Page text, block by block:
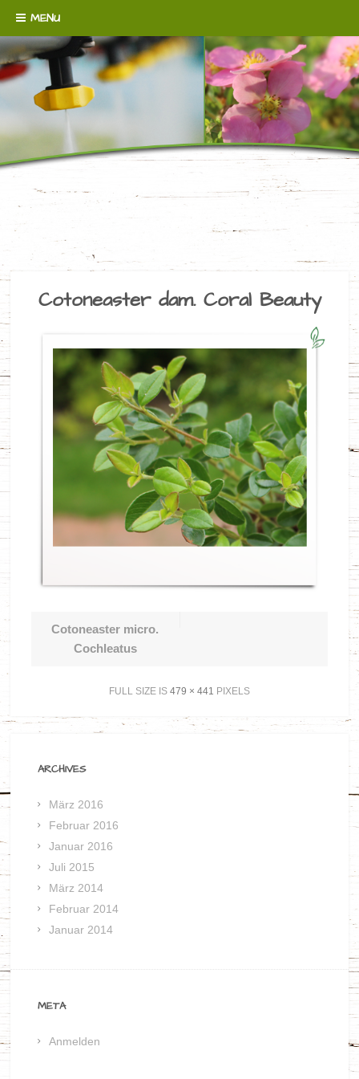
MENU
Skip to content
BAUMSCHULE
BROERMANN
WENN´S UM BODENDECKER GEHT!
Cotoneaster dam. Coral Beauty
Cotoneaster micro.
Cochleatus
FULL SIZE IS 479 × 441 PIXELS
ARCHIVES
März 2016
Februar 2016
Januar 2016
Juli 2015
März 2014
Februar 2014
Januar 2014
META
Anmelden